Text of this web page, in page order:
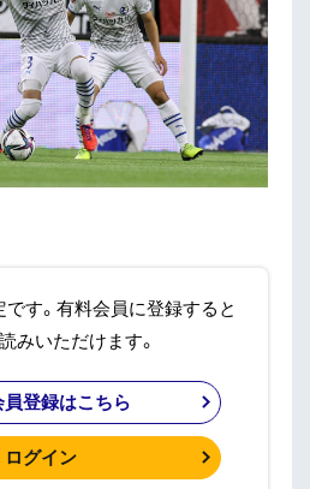
す。有料会員に登録すると
みいただけます。
登録はこちら
ログイン